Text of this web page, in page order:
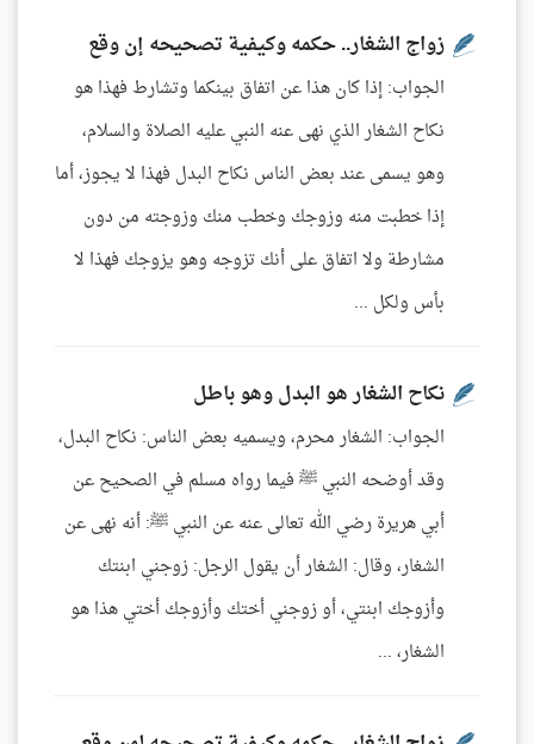
زواج الشغار.. حكمه وكيفية تصحيحه إن وقع
الجواب: إذا كان هذا عن اتفاق بينكما وتشارط فهذا هو
نكاح الشغار الذي نهى عنه النبي عليه الصلاة والسلام،
وهو يسمى عند بعض الناس نكاح البدل فهذا لا يجوز، أما
إذا خطبت منه وزوجك وخطب منك وزوجته من دون
مشارطة ولا اتفاق على أنك تزوجه وهو يزوجك فهذا لا
بأس ولكل ...
نكاح الشغار هو البدل وهو باطل
الجواب: الشغار محرم، ويسميه بعض الناس: نكاح البدل،
وقد أوضحه النبي ﷺ فيما رواه مسلم في الصحيح عن
أبي هريرة رضي الله تعالى عنه عن النبي ﷺ: أنه نهى عن
الشغار، وقال: الشغار أن يقول الرجل: زوجني ابنتك
وأزوجك ابنتي، أو زوجني أختك وأزوجك أختي هذا هو
الشغار، ...